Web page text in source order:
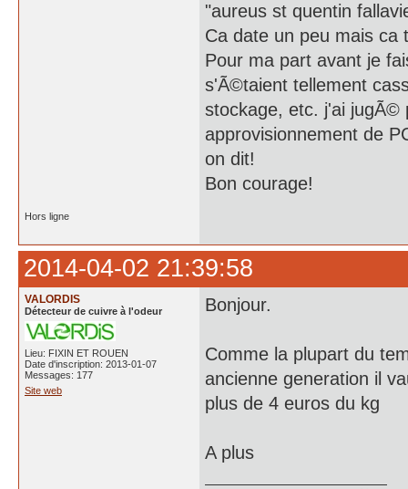
"aureus st quentin
Ca date un peu mais ca
Pour ma part avant je
s'Ã©taient tellement
stockage, etc. j'ai jugÃ©
approvisionnement de
on dit!
Bon courage!
Hors ligne
2014-04-02 21:39:58
VALORDIS
Détecteur de cuivre à l'odeur
Lieu: FIXIN ET ROUEN
Date d'inscription: 2013-01-07
Messages: 177
Site web
Bonjour.
Comme la plupart du
ancienne generation il
plus de 4 euros du kg
A plus